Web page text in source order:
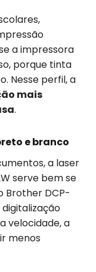
a impressora
porque tinta
Nesse perfil, a
mais
.
e branco
a laser
serve bem se
Brother DCP-
digitalização
velocidade, a
menos